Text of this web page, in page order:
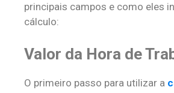
principais campos e como eles
cálculo:
Valor da Hora de
O primeiro passo para utilizar a